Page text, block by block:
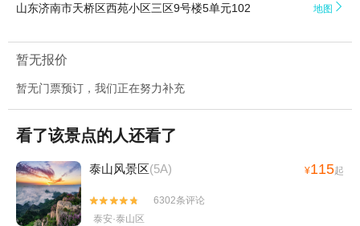
山东济南市天桥区西苑小区三区9号楼5单元102 地图 
暂无报价
暂无门票预订，我们正在努力补充
看了该景点的人还看了
泰山风景区(5A) ¥115起


6302条评论
泰安·泰山区